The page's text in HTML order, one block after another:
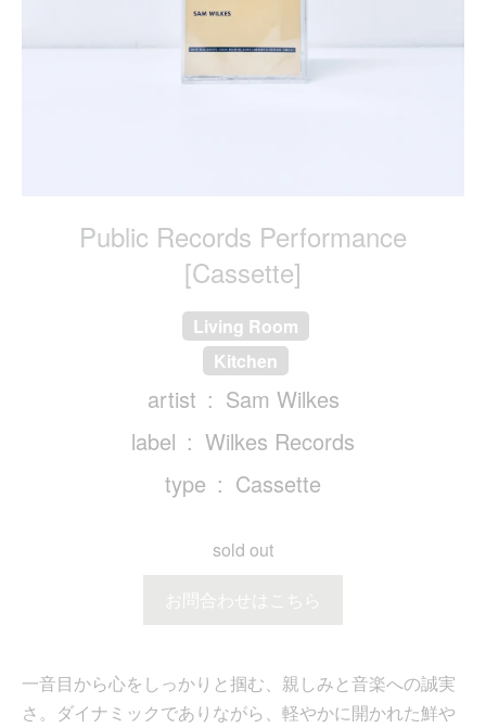
Public Records Performance
[Cassette]
Living Room
Kitchen
artist
Sam Wilkes
label
Wilkes Records
type
Cassette
sold out
お問合わせはこちら
一音目から心をしっかりと掴む、親しみと音楽への誠実
さ。ダイナミックでありながら、軽やかに開かれた鮮や